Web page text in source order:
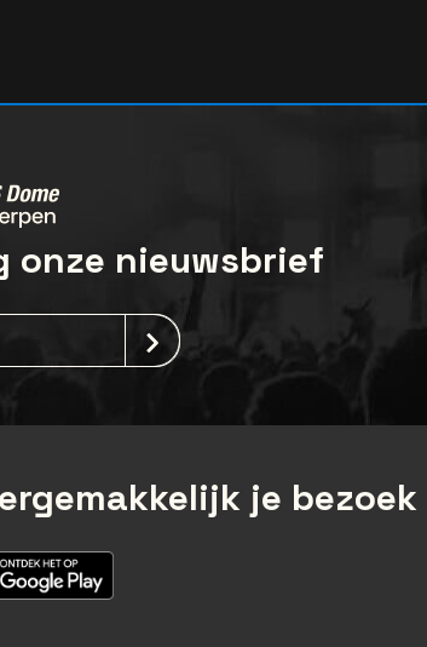
onze nieuwsbrief
je bezoek